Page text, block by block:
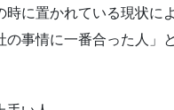
に置かれている現状に
事情に一番合った人」